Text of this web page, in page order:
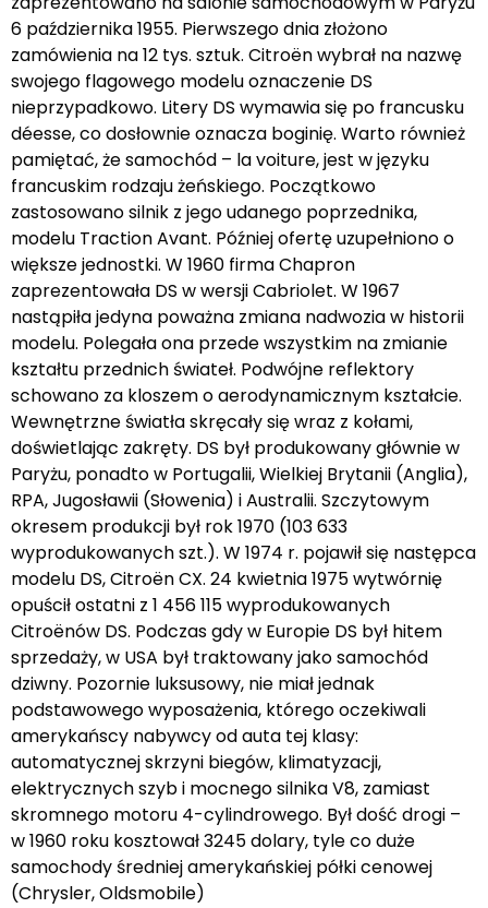
6 października 1955. Pierwszego dnia złożono
zamówienia na 12 tys. sztuk. Citroën wybrał na nazwę
swojego flagowego modelu oznaczenie DS
nieprzypadkowo. Litery DS wymawia się po francusku
déesse, co dosłownie oznacza boginię. Warto również
pamiętać, że samochód – la voiture, jest w języku
francuskim rodzaju żeńskiego. Początkowo
zastosowano silnik z jego udanego poprzednika,
modelu Traction Avant. Później ofertę uzupełniono o
większe jednostki. W 1960 firma Chapron
zaprezentowała DS w wersji Cabriolet. W 1967
nastąpiła jedyna poważna zmiana nadwozia w historii
modelu. Polegała ona przede wszystkim na zmianie
kształtu przednich świateł. Podwójne reflektory
schowano za kloszem o aerodynamicznym kształcie.
Wewnętrzne światła skręcały się wraz z kołami,
doświetlając zakręty. DS był produkowany głównie w
Paryżu, ponadto w Portugalii, Wielkiej Brytanii (Anglia),
RPA, Jugosławii (Słowenia) i Australii. Szczytowym
okresem produkcji był rok 1970 (103 633
wyprodukowanych szt.). W 1974 r. pojawił się następca
modelu DS, Citroën CX. 24 kwietnia 1975 wytwórnię
opuścił ostatni z 1 456 115 wyprodukowanych
Citroënów DS. Podczas gdy w Europie DS był hitem
sprzedaży, w USA był traktowany jako samochód
dziwny. Pozornie luksusowy, nie miał jednak
podstawowego wyposażenia, którego oczekiwali
amerykańscy nabywcy od auta tej klasy:
automatycznej skrzyni biegów, klimatyzacji,
elektrycznych szyb i mocnego silnika V8, zamiast
skromnego motoru 4-cylindrowego. Był dość drogi –
w 1960 roku kosztował 3245 dolary, tyle co duże
samochody średniej amerykańskiej półki cenowej
(Chrysler, Oldsmobile)